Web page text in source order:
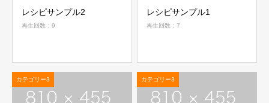
レシピサンプル2
再生回数：9
レシピサンプル1
再生回数：7
カテゴリー3 カテゴリー3